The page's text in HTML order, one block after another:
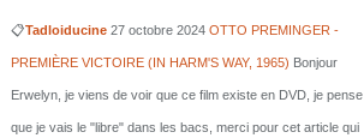
📋Tadloiducine 27 octobre 2024 OTTO PREMINGER -
PREMIÈRE VICTOIRE (IN HARM'S WAY, 1965) Bonjour
Erwelyn, je viens de voir que ce film existe en DVD, je pense
que je vais le "libre" dans les bacs, merci pour cet article qui